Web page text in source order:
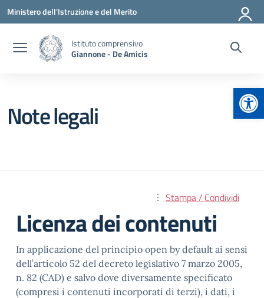
Vai ai contenuti
Vai al menu di navigazione
Vai al footer
Ministero dell'Istruzione e del Merito
Istituto comprensivo
Giannone - De Amicis
Note legali
Stampa / Condividi
Licenza dei contenuti
In applicazione del principio open by default ai sensi
dell’articolo 52 del decreto legislativo 7 marzo 2005,
n. 82 (CAD) e salvo dove diversamente specificato
(compresi i contenuti incorporati di terzi), i dati, i